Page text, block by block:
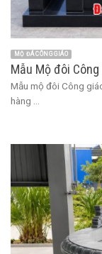
MỘ ĐÁ CÔNG GIÁO
Mẫu Mộ đôi
Mẫu mộ đôi Công
hàng ...